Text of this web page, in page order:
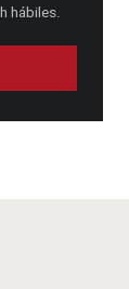
hábiles.